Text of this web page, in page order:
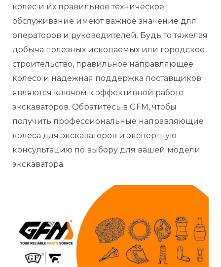
колес и их правильное техническое
обслуживание имеют важное значение для
операторов и руководителей. Будь то тяжелая
добыча полезных ископаемых или городское
строительство, правильное направляющее
колесо и надежная поддержка поставщиков
являются ключом к эффективной работе
экскаваторов. Обратитесь в GFM, чтобы
получить профессиональные направляющие
колеса для экскаваторов и экспертную
консультацию по выбору для вашей модели
экскаватора.